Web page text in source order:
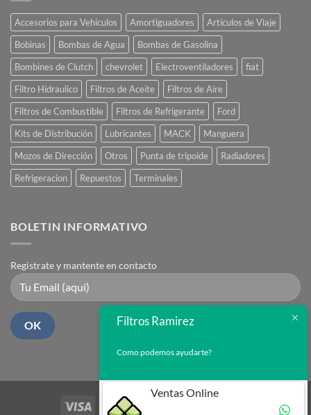
Accesorios para Vehículos Amortiguadores
Artículos de Viaje
Bobinas
Bombas de Agua
Bombas de Gasolina
Bombines de Clutch
chevrolet Electroventiladores
fiat
Filtro Hidraulico
Filtros de Aceite
Filtros de Aire
Filtros de Combustible
Filtros de Refrigerante
Ford
Kits de Distribución
Lubricantes MACK
Manguera
Mozos de Dirección
Otros Punta de tripoide
Radiadores
Refrigeracion
Repuestos Terminales
BOLETIN INFORMATIVO
Registrate y mantente en contacto
PayPal
Filtros Ramirez
Como podemos ayudarte?
Ventas Online